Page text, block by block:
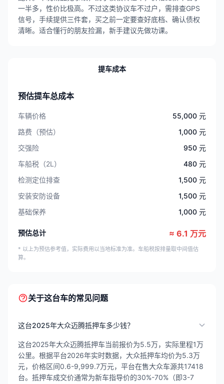
一半多，性价比极高。不过这类协议车不过户，需排查GPS
信号，手续提供三件套，买之前一定要查好底档、确认债权
清晰。适合懂行的朋友捡漏，新手建议先做功课。
提车成本
预估提车总成本
车辆价格
55,000 元
路费（预估）
1,000 元
交强险
950 元
车船税（2L）
480 元
检测定位排查
1,500 元
安装安防设备
1,500 元
基础保养
1,000 元
预估总计 ≈ 6.1 万元
* 以上为预估参考值，实际费用以当地标准为准。车船税按排量取中间值估
算。
关于这台车的常见问题
这台2025年大众迈腾抵押车多少钱？
这台2025年大众迈腾抵押车当前报价为5.5万，实际里程1万
公里。根据平台2026年实时数据，大众抵押车均价为5.3万
元，价格区间0.6-9,999.7万元，平台在售大众车源共17418
台。抵押车成交价通常为新车指导价的30%-70%（即3-7